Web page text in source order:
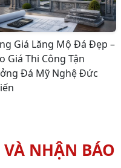
Giá Lăng Mộ Đá Đẹp –
Giá Thi Công Tận
Đá Mỹ Nghệ Đức
NHẬN BÁO